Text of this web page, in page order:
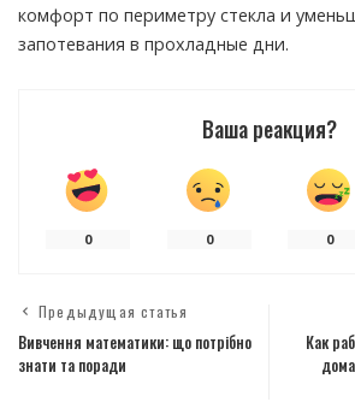
комфорт по периметру стекла и
запотевания в прохладные дни.
Ваша реакция?
0 0 0
Предыдущая статья
Вивчення математики: що потрібно
знати та поради
Как